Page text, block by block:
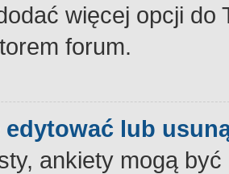
więcej opcji
forum.
edytować lub
ankiety mogą